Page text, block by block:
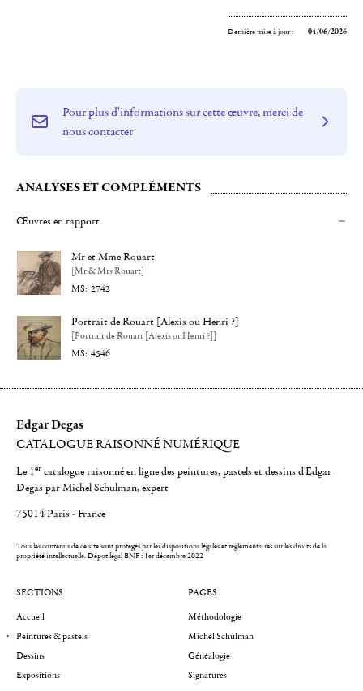
Dernière mise à jour : 04/06/2026
Pour plus d'informations sur cette œuvre, merci de
nous contacter
ANALYSES ET COMPLÉMENTS
Œuvres en rapport
Mr et Mme Rouart
[Mr & Mrs Rouart]
2742
Portrait de Rouart [Alexis ou Henri ?]
[Portrait de Rouart [Alexis or Henri ?]]
4546
Edgar Degas
CATALOGUE RAISONNÉ NUMÉRIQUE
Le 1er catalogue raisonné en ligne des peintures, pastels et dessins d'Edgar
Degas par Michel Schulman, expert
75014 Paris - France
Tous les contenus de ce site sont protégés par les dispositions légales et réglementaires sur les droits de la
propriété intellectuelle.Dépot légal BNF : 1er décembre 2022
SECTIONS
Accueil
Peintures & pastels
Dessins
Expositions
PAGES
Méthodologie
Michel Schulman
Généalogie
Signatures